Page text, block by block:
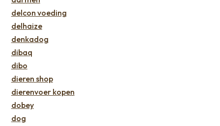
delcon voeding
delhaize
denkadog
dibaq
dibo
dieren shop
dierenvoer kopen
dobey
dog